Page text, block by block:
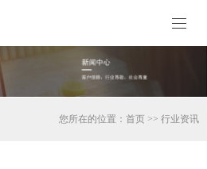
您所在的位置： 首页 >> 行业资讯